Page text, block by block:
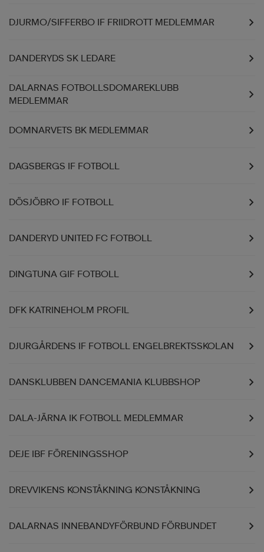
DJURMO/SIFFERBO IF FRIIDROTT MEDLEMMAR
DANDERYDS SK LEDARE
DALARNAS FOTBOLLSDOMAREKLUBB
MEDLEMMAR
DOMNARVETS BK MEDLEMMAR
DAGSBERGS IF FOTBOLL
DÖSJÖBRO IF FOTBOLL
DANDERYD UNITED FC FOTBOLL
DINGTUNA GIF FOTBOLL
DFK KATRINEHOLM PROFIL
DJURGÅRDENS IF FOTBOLL ENGELBREKTSSKOLAN
DANSKLUBBEN DANCEMANIA KLUBBSHOP
DALA-JÄRNA IK FOTBOLL MEDLEMMAR
DEJE IBF FÖRENINGSSHOP
DREVVIKENS KONSTÅKNING KONSTÅKNING
DALARNAS INNEBANDYFÖRBUND FÖRBUNDET